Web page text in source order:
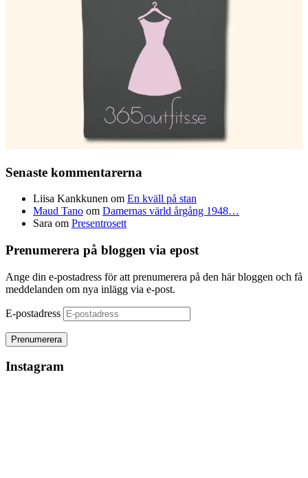
Senaste kommentarerna
Liisa Kankkunen om En kväll på stan
Maud Tano om Damernas värld årgång 1948…
Sara om Presentrosett
Prenumerera på bloggen via epost
Ange din e-postadress för att prenumerera på den här bloggen och få
meddelanden om nya inlägg via e-post.
E-postadress
Instagram